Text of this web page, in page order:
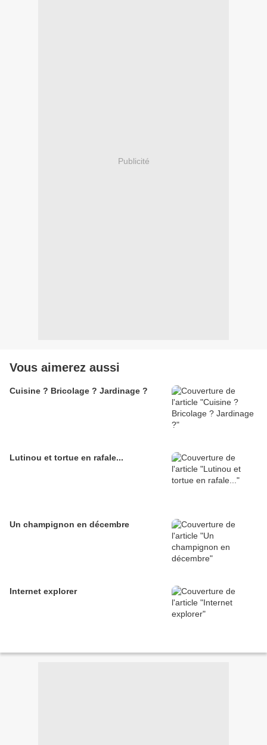
Publicité
Vous aimerez aussi
Cuisine ? Bricolage ? Jardinage ?
Lutinou et tortue en rafale...
Un champignon en décembre
Internet explorer